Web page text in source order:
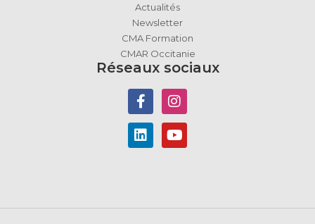
Actualités
Newsletter
CMA Formation
CMAR Occitanie
Réseaux sociaux